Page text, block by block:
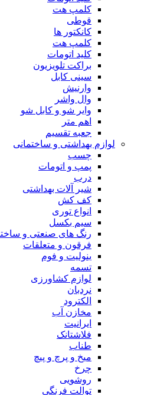
کلمپ هت
قوطی
کانکتور ها
کلمپ هت
کلید اتومات
براکت تلویزیون
سینی کابل
وارنیش
وال واشر
وایر شو و کابل شو
اهم متر
جعبه تقسیم
لوازم بهداشتی و ساختمانی
چسب
پمپ و اتومات
درب
شیر آلات بهداشتی
کف کش
انواع توری
سیم بکسل
رنگ های صنعتی و
فرقون و متعلقات
ینولیت و فوم
تسمه
لوازم کشاورزی
نردبان
الکترود
مخازن آب
ایرانیت
فلاشتانک
طناب
میخ و پرچ و پیچ
چرخ
روشویی
توالت فرنگی